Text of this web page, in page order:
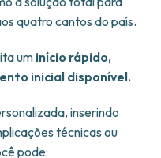
quatro cantos do país.
um início rápido,
inicial disponível.
inserindo
técnicas ou
pode: